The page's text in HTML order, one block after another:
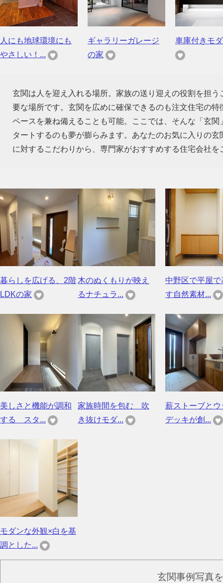
人にも地球環境にも
やさしい！...
ギャラリーガレージ
の家
車庫付きモ
玄関は人を迎え入れる場所。家族の送り迎えの役割を担
要な場所です。玄関を広めに確保できるのも注文住宅の
ペースを兼ね備えることも可能。ここでは、そんな「玄
タートするのも夢が膨らみます。あなたのお気に入りの
に対するこだわりから、専門家がおすすめする住宅会社
暮らしを広げる、2階
LDKの家
木のぬくもりが映え
るナチュラ...
中野区で平屋で
す自然素材...
美しさと機能が調和
する スタ...
家族時間を包む 吹
き抜けモダ...
薪ストーブとウ
デッキが創...
モダンな外観×白を基
調とした...
玄関事例写真